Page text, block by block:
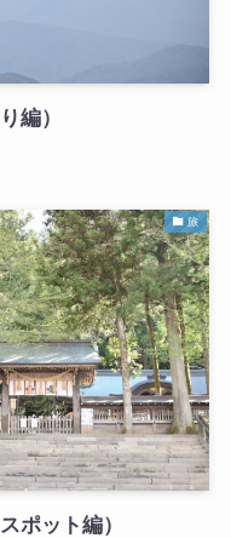
編）
旅
ポット編）